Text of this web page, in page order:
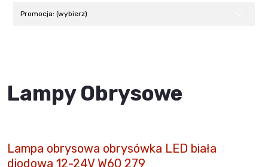
Promocja: (wybierz)
Lampy Obrysowe
Lampa obrysowa obrysówka LED biała
diodowa 12-24V W60 279